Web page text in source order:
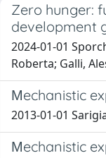
Zero hunger:
development
2024-01-01
Roberta; Galli,
Μechanistic
2013-01-01
Μechanistic